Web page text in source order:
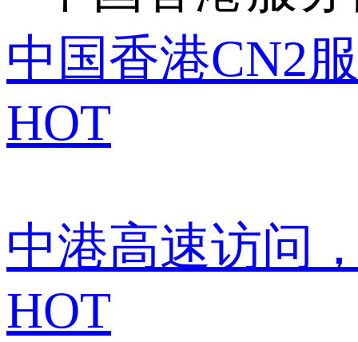
中国香港CN2
HOT
中港高速访问
HOT